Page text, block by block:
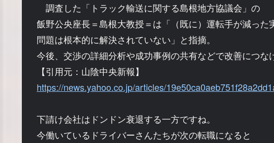
調査した「トラック輸送に関する島根地方協議会」の
飯野公央座長＝島根大教授＝は「（既に）運転手が減った
問題は根本的に解決されていない」と指摘。
今後、交渉の詳細分析や成功事例の共有などで改善につな
【引用元：山陰中央新報】
https://news.yahoo.co.jp/articles/
下請け会社はドンドン衰退する一方ですね。
今働いているドライバーさんたちが次の転職になると